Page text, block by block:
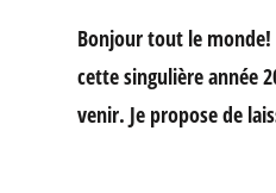
Bonjour tout le
cette singulière année
venir. Je propose de